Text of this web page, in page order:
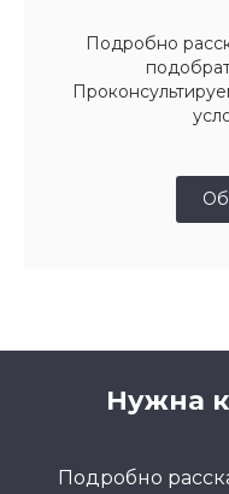
Подробно
Нужна
Подробно